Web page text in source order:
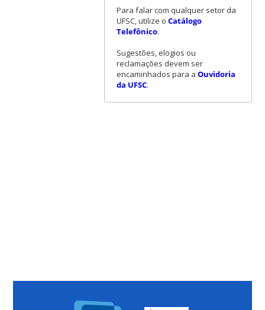
Para falar com qualquer setor da
UFSC, utilize o Catálogo
Telefônico.
Sugestões, elogios ou
reclamações devem ser
encaminhados para a Ouvidoria
da UFSC.